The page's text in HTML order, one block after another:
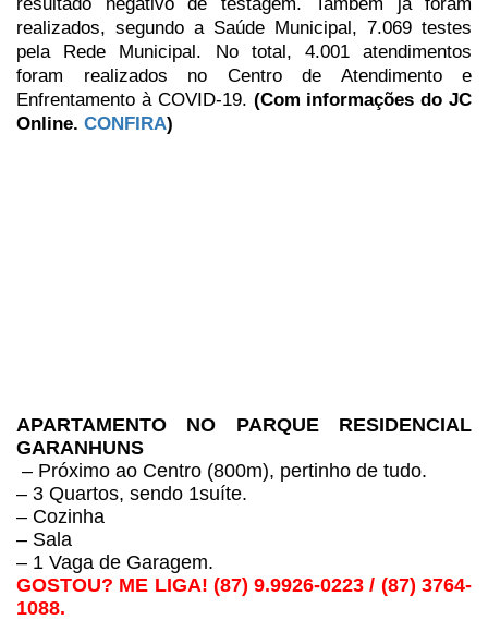
realizados, segundo a Saúde Municipal, 7.069 testes
pela Rede Municipal. No total, 4.001 atendimentos
foram realizados no Centro de Atendimento e
Enfrentamento à COVID-19. (Com informações do JC
Online. CONFIRA)
APARTAMENTO NO PARQUE RESIDENCIAL
GARANHUNS
– Próximo ao Centro (800m), pertinho de tudo.
– 3 Quartos, sendo 1suíte.
– Cozinha
– Sala
– 1 Vaga de Garagem.
GOSTOU? ME LIGA! (87) 9.9926-0223 / (87) 3764-
1088.